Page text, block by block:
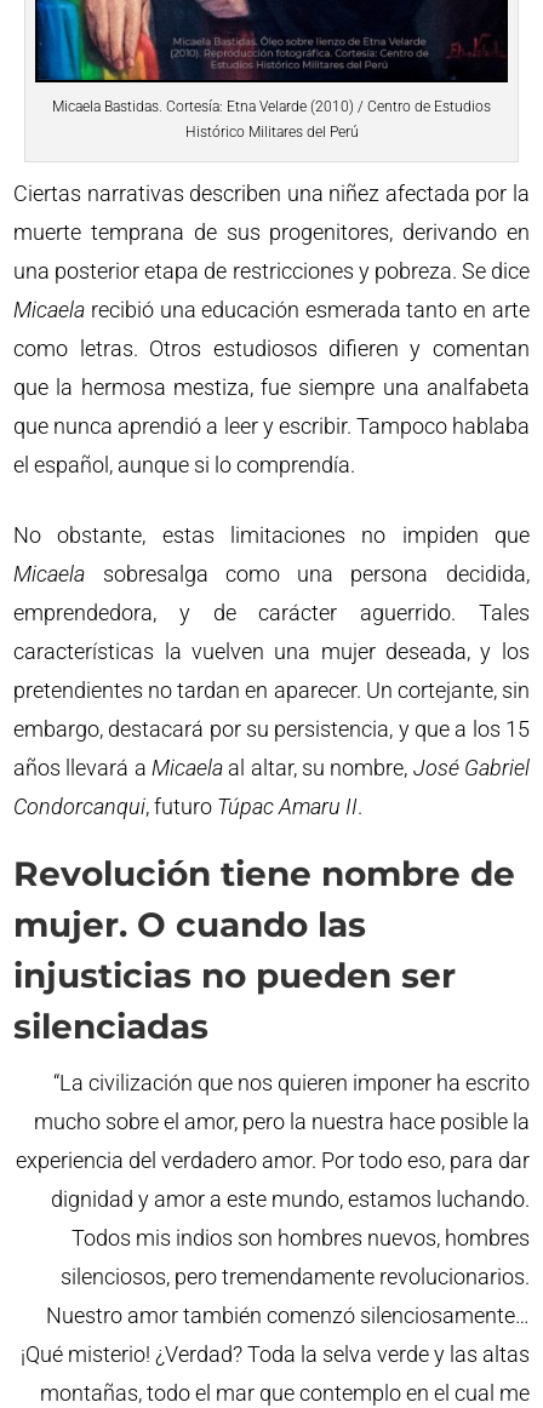
Micaela Bastidas. Cortesía: Etna Velarde (2010) / Centro de Estudios
Histórico Militares del Perú
Ciertas narrativas describen una niñez afectada por la
muerte temprana de sus progenitores, derivando en
una posterior etapa de restricciones y pobreza. Se dice
Micaela recibió una educación esmerada tanto en arte
como letras. Otros estudiosos difieren y comentan
que la hermosa mestiza, fue siempre una analfabeta
que nunca aprendió a leer y escribir. Tampoco hablaba
el español, aunque si lo comprendía.
No obstante, estas limitaciones no impiden que
Micaela sobresalga como una persona decidida,
emprendedora, y de carácter aguerrido. Tales
características la vuelven una mujer deseada, y los
pretendientes no tardan en aparecer. Un cortejante, sin
embargo, destacará por su persistencia, y que a los 15
años llevará aMicaela al altar, su nombre, José Gabriel
Condorcanqui, futuro Túpac Amaru II.
Revolución tiene nombre de
mujer. O cuando las
injusticias no pueden ser
silenciadas
“La civilización que nos quieren imponer ha escrito
mucho sobre el amor, pero la nuestra hace posible la
experiencia del verdadero amor. Por todo eso, para dar
dignidad y amor a este mundo, estamos luchando.
Todos mis indios son hombres nuevos, hombres
silenciosos, pero tremendamente revolucionarios.
Nuestro amor también comenzó silenciosamente…
¡Qué misterio! ¿Verdad? Toda la selva verde y las altas
montañas, todo el mar que contemplo en el cual me